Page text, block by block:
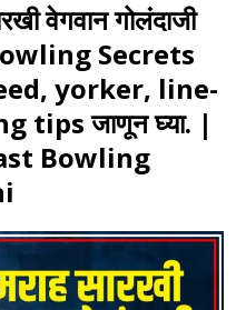
वेगवान गोलंदाजी
Secrets
yorker, line-
tips जाणून घ्या. |
Bowling